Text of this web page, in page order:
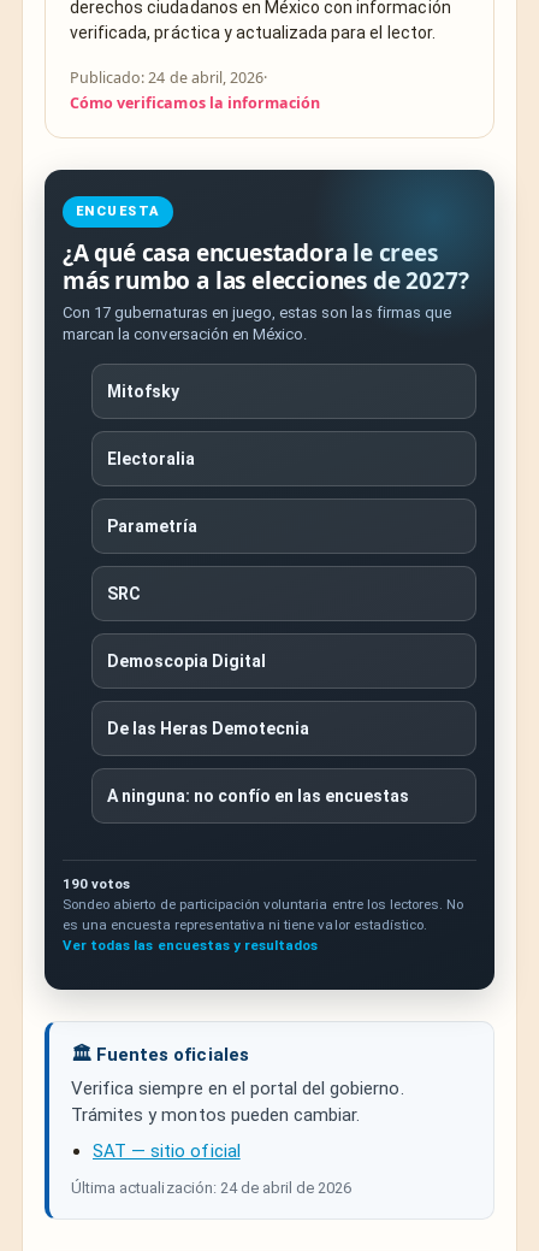
derechos ciudadanos en México con información
verificada, práctica y actualizada para el lector.
Publicado: 24 de abril, 2026·
Cómo verificamos la información
ENCUESTA
¿A qué casa encuestadora le crees
más rumbo a las elecciones de 2027?
Con 17 gubernaturas en juego, estas son las firmas que
marcan la conversación en México.
Mitofsky
Electoralia
Parametría
SRC
Demoscopia Digital
De las Heras Demotecnia
A ninguna: no confío en las encuestas
190 votos
Sondeo abierto de participación voluntaria entre los lectores. No
es una encuesta representativa ni tiene valor estadístico.
Ver todas las encuestas y resultados
🏛️ Fuentes oficiales
Verifica siempre en el portal del gobierno.
Trámites y montos pueden cambiar.
SAT — sitio oficial
Última actualización: 24 de abril de 2026